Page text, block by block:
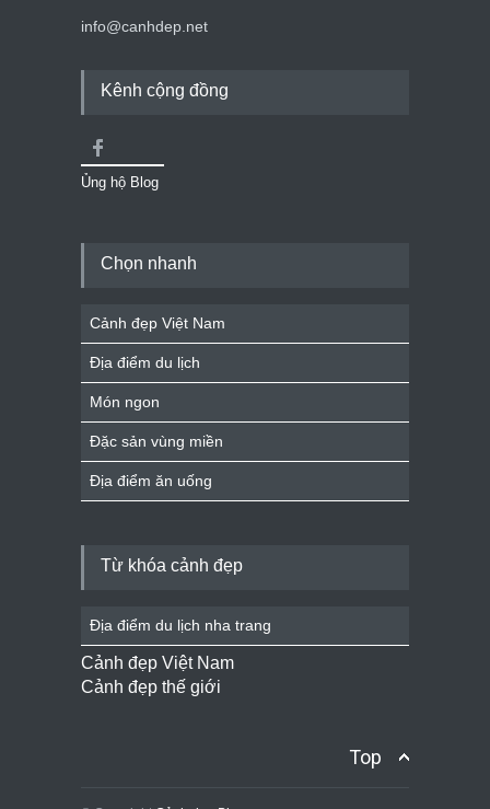
info@canhdep.net
Kênh cộng đồng
Ủng hộ Blog
Chọn nhanh
Cảnh đẹp Việt Nam
Địa điểm du lịch
Món ngon
Đặc sản vùng miền
Địa điểm ăn uống
Từ khóa cảnh đẹp
Địa điểm du lịch nha trang
Cảnh đẹp Việt Nam
Cảnh đẹp thế giới
Top